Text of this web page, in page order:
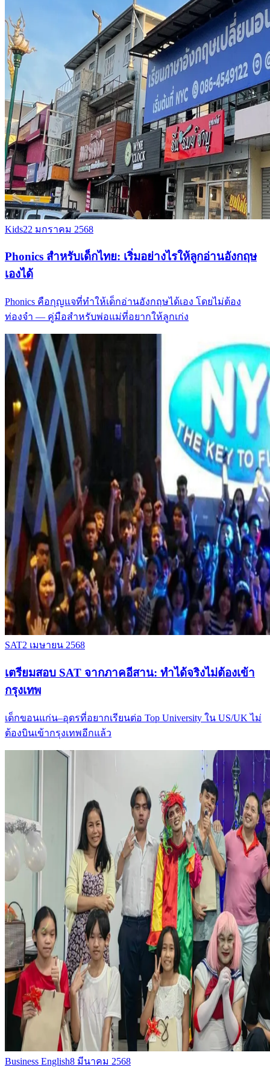
Kids22 มกราคม 2568
Phonics สำหรับเด็กไทย: เริ่มอย่างไรให้ลูกอ่านอังกฤษ
เองได้
Phonics คือกุญแจที่ทำให้เด็กอ่านอังกฤษได้เอง โดยไม่ต้อง
ท่องจำ — คู่มือสำหรับพ่อแม่ที่อยากให้ลูกเก่ง
SAT2 เมษายน 2568
เตรียมสอบ SAT จากภาคอีสาน: ทำได้จริงไม่ต้องเข้า
กรุงเทพ
เด็กขอนแก่น–อุดรที่อยากเรียนต่อ Top University ใน US/UK ไม่
ต้องบินเข้ากรุงเทพอีกแล้ว
Business English8 มีนาคม 2568